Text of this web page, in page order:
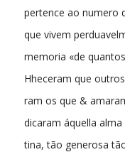
pertence ao numero
que vivem
memoria «de
Hheceram que
ram os que &
dicaram áquella alma
tina, tão generosa